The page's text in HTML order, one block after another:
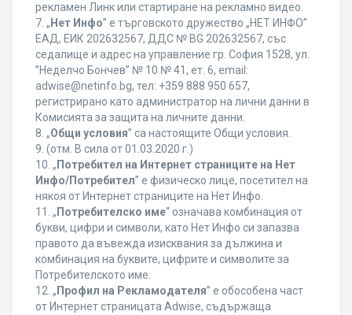
рекламен Линк или стартиране на рекламно видео.
7. „ Нет Инфо” е търговското дружество „НЕТ ИНФО”
ЕАД, ЕИК 202632567, ДДС № BG 202632567, със
седалище и адрес на управление гр. София 1528, ул.
”Неделчо Бончев” № 10 № 41, ет. 6, еmail:
adwise@netinfo.bg, тел: +359 888 950 657,
регистрирано като администратор на лични данни в
Комисията за защита на личните данни.
8. „Общи условия” са настоящите Общи условия.
9. (отм. В сила от 01.03.2020 г.)
10. „ Потребител на Интернет страниците на Нет
Инфо/Потребител” е физическо лице, посетител на
някоя от Интернет страниците на Нет Инфо.
11. „ Потребителско име“ означава комбинация от
букви, цифри и символи, като Нет Инфо си запазва
правото да въвежда изисквания за дължина и
комбинация на буквите, цифрите и символите за
Потребителското име.
12. „ Профил на Рекламодателя” е обособена част
от Интернет страницата Adwise, съдържаща